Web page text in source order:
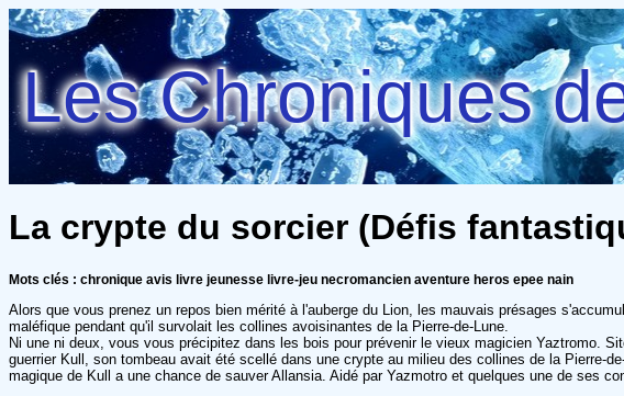
Les Chroniques
La crypte du sorcier (Défis
Mots clés : chronique avis livre jeunesse livre-jeu necromancien aventure heros epee nain
Alors que vous prenez un repos bien mérité à l'auberge du Lion, les mauvais présages
maléfique pendant qu'il survolait les collines avoisinantes de la Pierre-de-Lune.
Ni une ni deux, vous vous précipitez dans les bois pour prévenir le vieux magicien Yaztromo.
guerrier Kull, son tombeau avait été scellé dans une crypte au milieu des collines de la Pierre-
magique de Kull a une chance de sauver Allansia. Aidé par Yazmotro et quelques une de ses